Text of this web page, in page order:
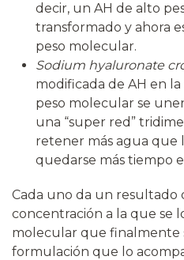
decir, un AH de alto
transformado y ahora
peso molecular.
Sodium hyaluronate
modificada de AH en
peso molecular se
una “super red”
retener más agua que
quedarse más tiempo
Cada uno da un resultado
concentración a la que se
molecular que finalmente
formulación que lo